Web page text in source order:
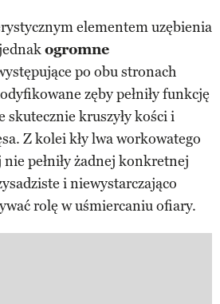
elementem uzębienia
ogromne
po obu stronach
zęby pełniły funkcję
skutecznie kruszyły kości i
Z kolei kły lwa workowatego
pełniły żadnej konkretnej
i niewystarczająco
rolę w uśmiercaniu ofiary.